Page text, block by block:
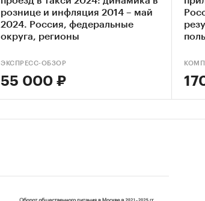
рознице и инфляция 2014 – май
2024. Россия, федеральные
округа, регионы
ЭКСПРЕСС-ОБЗОР
55 000 ₽